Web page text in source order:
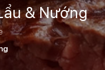
& Nướng